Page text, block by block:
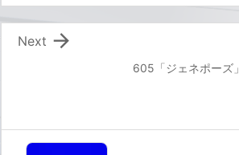
605「ジェネポーズ」

Next